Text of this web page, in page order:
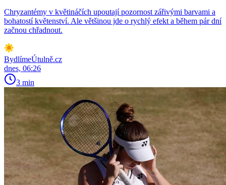
Chryzantémy v květináčích upoutají pozornost zářivými barvami a
bohatostí květenství. Ale většinou jde o rychlý efekt a během pár dní
začnou chřadnout.
BydlímeÚtulně.cz
dnes, 06:26
3 min